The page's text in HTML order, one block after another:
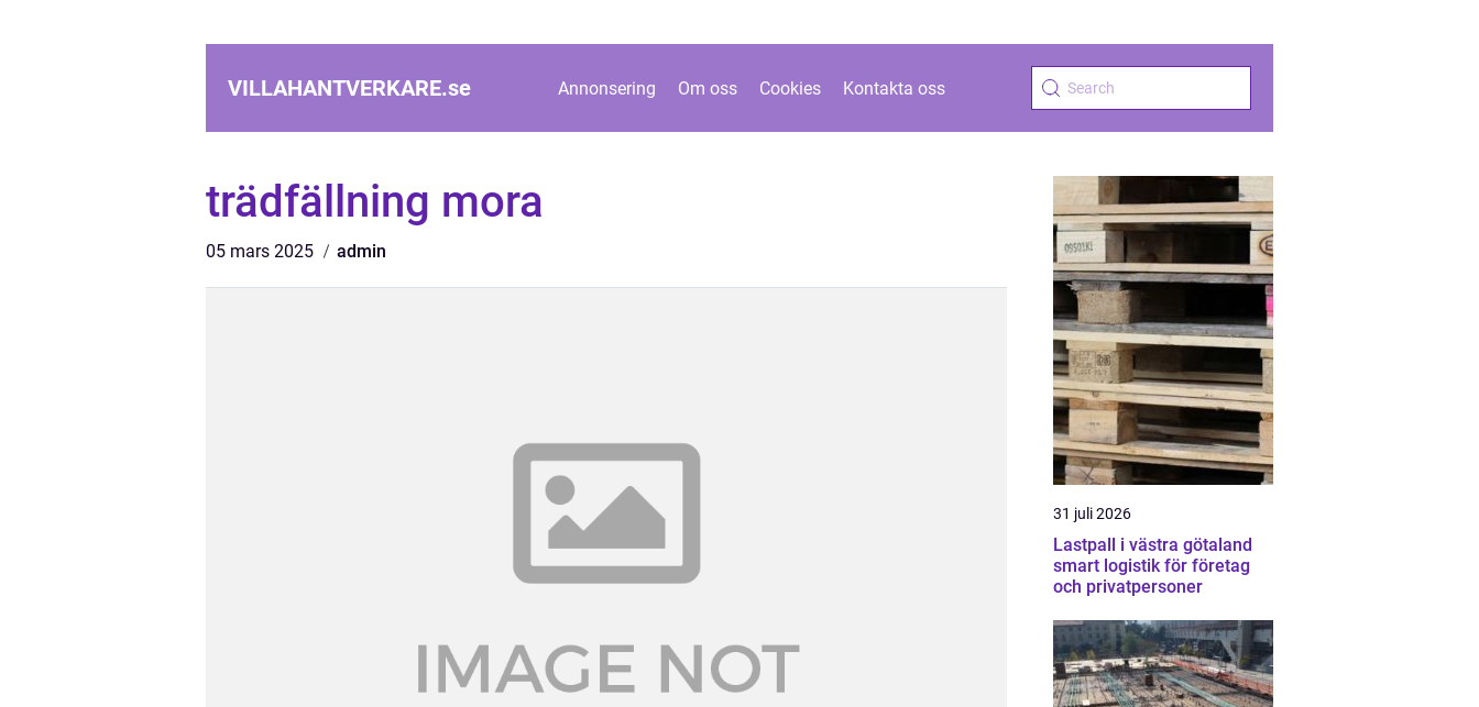
VILLAHANTVERKARE.se Annonsering Om oss Cookies Kontakta oss
trädfällning mora
05 mars 2025 admin
31 juli 2026
Lastpall i västra götaland
smart logistik för företag
och privatpersoner